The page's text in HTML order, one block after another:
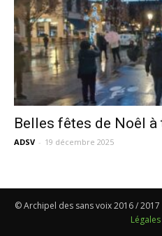
Belles fêtes de Noêl à
ADSV - 19 décembre 2025
© Archipel des sans voix 2016 /